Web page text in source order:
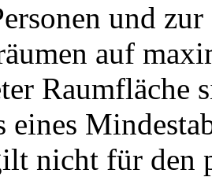
und
auf
Raumfläche
eines
nicht für den